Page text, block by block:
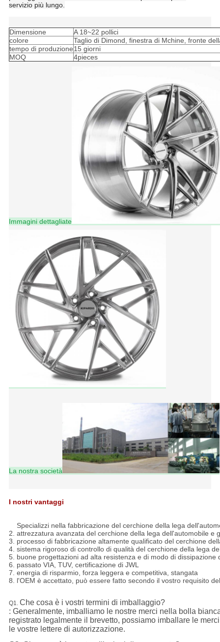
servizio più lungo.
Dimensione
A 18~22 pollici
colore
Taglio di Dimond, finestra di Mchine, fronte
tempo di produzione15 giorni
MOQ
4pieces
Immagini dettagliate
La nostra società
I nostri vantaggi
Specializzi nella fabbricazione del cerchione della lega
2. attrezzatura avanzata del cerchione della lega dell'automobile e
3. processo di fabbricazione altamente qualificato del cerchione
4. sistema rigoroso di controllo di qualità del cerchione della lega
5. buone progettazioni ad alta resistenza e di modo di dissipazione
6. passato VIA, TUV, certificazione di JWL
7. energia di risparmio, forza leggera e competitiva, stangata
8. l'OEM è accettato, può essere fatto secondo il vostro requisito
Q1. Che cosa è i vostri termini di imballaggio?
: Generalmente, imballiamo le nostre merci nella bolla
registrato legalmente il brevetto, possiamo imballare le
le vostre lettere di autorizzazione.